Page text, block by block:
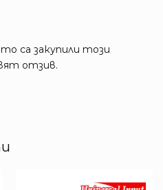
са закупили този
отзив.